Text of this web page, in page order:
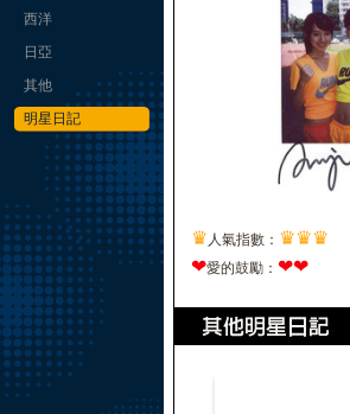
西洋
日亞
其他
明星日記
♛ 人氣指數： ♛♛♛
❤愛的鼓勵： ❤❤